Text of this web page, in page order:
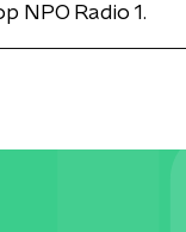
NPO Radio 1.